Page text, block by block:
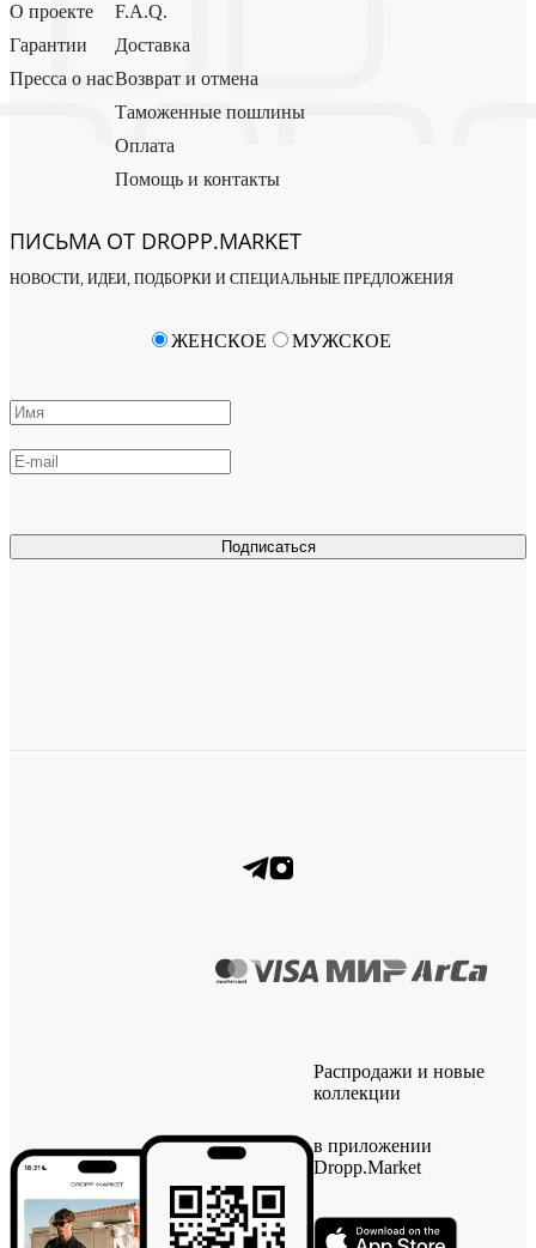
О проекте
Гарантии
Пресса о нас
F.A.Q.
Доставка
Возврат и отмена
Таможенные пошлины
Оплата
Помощь и контакты
ПИСЬМА ОТ DROPP.MARKET
НОВОСТИ, ИДЕИ, ПОДБОРКИ И СПЕЦИАЛЬНЫЕ ПРЕДЛОЖЕНИЯ
Подписаться
ЖЕНСКОЕ МУЖСКОЕ
Распродажи и новые
коллекции
в приложении
Dropp.Market